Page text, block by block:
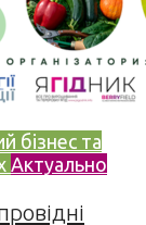
бізнес та
Актуально